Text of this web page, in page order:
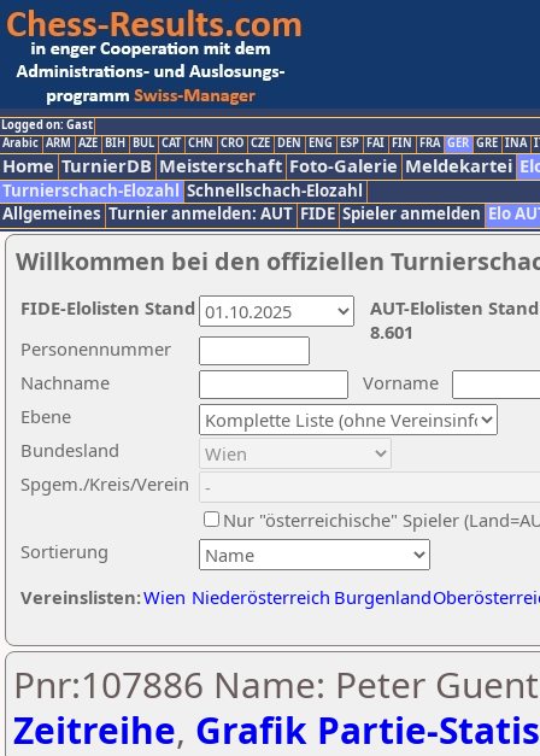
Logged on: Gast
Arabic ARM AZE BIH BUL CAT CHN CRO CZE DEN ENG ESP FAI FIN FRA GER GRE INA
Home TurnierDB Meisterschaft Foto-Galerie Meldekartei
Turnierschach-Elozahl Schnellschach-Elozahl
Allgemeines Turnier anmelden: AUT FIDE Spieler anmelden Elo
Willkommen bei den offiziellen
Nachname
Vorname
Ebene
Sortierung
Personennummer
Bundesland
Spgem./Kreis/Verein
Nur "österreichische" Spieler
Vereinslisten:Wien Niederösterreich Burgenland
AUT-Elolisten
8.601
FIDE-Elolisten Stand
Pnr:107886 Name: Peter
Zeitreihe, Grafik Partie-